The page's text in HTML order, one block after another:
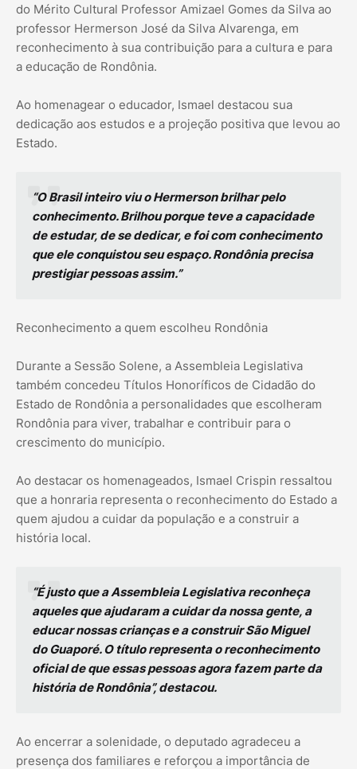
do Mérito Cultural Professor Amizael Gomes da Silva ao
professor Hermerson José da Silva Alvarenga, em
reconhecimento à sua contribuição para a cultura e para
a educação de Rondônia.
Ao homenagear o educador, Ismael destacou sua
dedicação aos estudos e a projeção positiva que levou ao
Estado.
“O Brasil inteiro viu o Hermerson brilhar pelo
conhecimento. Brilhou porque teve a capacidade
de estudar, de se dedicar, e foi com conhecimento
que ele conquistou seu espaço. Rondônia precisa
prestigiar pessoas assim.”
Reconhecimento a quem escolheu Rondônia
Durante a Sessão Solene, a Assembleia Legislativa
também concedeu Títulos Honoríficos de Cidadão do
Estado de Rondônia a personalidades que escolheram
Rondônia para viver, trabalhar e contribuir para o
crescimento do município.
Ao destacar os homenageados, Ismael Crispin ressaltou
que a honraria representa o reconhecimento do Estado a
quem ajudou a cuidar da população e a construir a
história local.
“É justo que a Assembleia Legislativa reconheça
aqueles que ajudaram a cuidar da nossa gente, a
educar nossas crianças e a construir São Miguel
do Guaporé. O título representa o reconhecimento
oficial de que essas pessoas agora fazem parte da
história de Rondônia”, destacou.
Ao encerrar a solenidade, o deputado agradeceu a
presença dos familiares e reforçou a importância de